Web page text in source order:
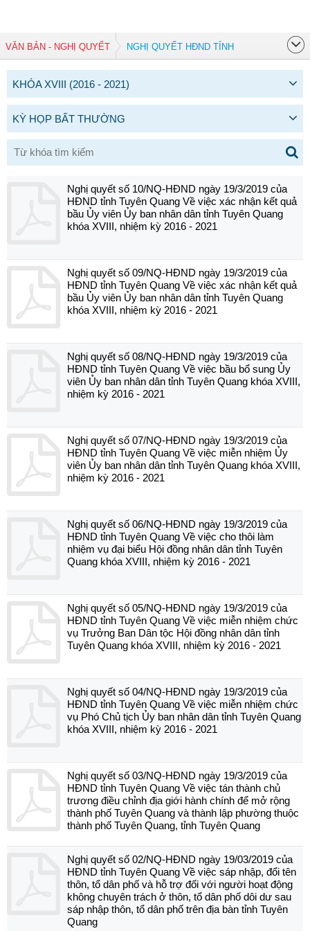
VĂN BẢN - NGHỊ QUYẾT NGHỊ QUYẾT HĐND TỈNH
KHÓA XVIII (2016 - 2021)
KỲ HỌP BẤT THƯỜNG
Nghị quyết số 10/NQ-HĐND ngày 19/3/2019 của
HĐND tỉnh Tuyên Quang Về việc xác nhận kết quả
bầu Ủy viên Ủy ban nhân dân tỉnh Tuyên Quang
khóa XVIII, nhiệm kỳ 2016 - 2021
Nghị quyết số 09/NQ-HĐND ngày 19/3/2019 của
HĐND tỉnh Tuyên Quang Về việc xác nhận kết quả
bầu Ủy viên Ủy ban nhân dân tỉnh Tuyên Quang
khóa XVIII, nhiệm kỳ 2016 - 2021
Nghị quyết số 08/NQ-HĐND ngày 19/3/2019 của
HĐND tỉnh Tuyên Quang Về việc bầu bổ sung Ủy
viên Ủy ban nhân dân tỉnh Tuyên Quang khóa XVIII,
nhiệm kỳ 2016 - 2021
Nghị quyết số 07/NQ-HĐND ngày 19/3/2019 của
HĐND tỉnh Tuyên Quang Về việc miễn nhiệm Ủy
viên Ủy ban nhân dân tỉnh Tuyên Quang khóa XVIII,
nhiệm kỳ 2016 - 2021
Nghị quyết số 06/NQ-HĐND ngày 19/3/2019 của
HĐND tỉnh Tuyên Quang Về việc cho thôi làm
nhiệm vụ đại biểu Hội đồng nhân dân tỉnh Tuyên
Quang khóa XVIII, nhiệm kỳ 2016 - 2021
Nghị quyết số 05/NQ-HĐND ngày 19/3/2019 của
HĐND tỉnh Tuyên Quang Về việc miễn nhiệm chức
vụ Trưởng Ban Dân tộc Hội đồng nhân dân tỉnh
Tuyên Quang khóa XVIII, nhiệm kỳ 2016 - 2021
Nghị quyết số 04/NQ-HĐND ngày 19/3/2019 của
HĐND tỉnh Tuyên Quang Về việc miễn nhiệm chức
vụ Phó Chủ tịch Ủy ban nhân dân tỉnh Tuyên Quang
khóa XVIII, nhiệm kỳ 2016 - 2021
Nghị quyết số 03/NQ-HĐND ngày 19/3/2019 của
HĐND tỉnh Tuyên Quang Về việc tán thành chủ
trương điều chỉnh địa giới hành chính để mở rộng
thành phố Tuyên Quang và thành lập phường thuộc
thành phố Tuyên Quang, tỉnh Tuyên Quang
Nghị quyết số 02/NQ-HĐND ngày 19/03/2019 của
HĐND tỉnh Tuyên Quang Về việc sáp nhập, đổi tên
thôn, tổ dân phố và hỗ trợ đối với người hoạt động
không chuyên trách ở thôn, tổ dân phố dôi dư sau
sáp nhập thôn, tổ dân phố trên địa bàn tỉnh Tuyên
Quang